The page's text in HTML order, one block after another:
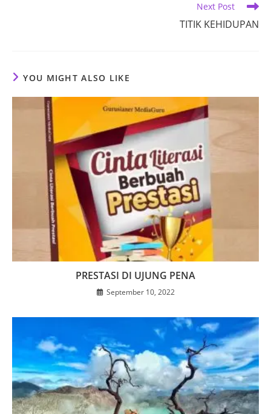
Next Post
TITIK KEHIDUPAN
YOU MIGHT ALSO LIKE
PRESTASI DI UJUNG PENA
September 10, 2022